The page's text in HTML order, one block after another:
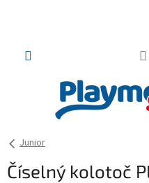
Junior
Číselný kolotoč